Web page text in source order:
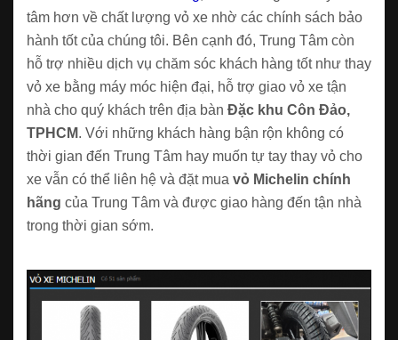
tâm hơn về chất lượng vỏ xe nhờ các chính sách bảo
hành tốt của chúng tôi. Bên cạnh đó, Trung Tâm còn
hỗ trợ nhiều dịch vụ chăm sóc khách hàng tốt như thay
vỏ xe bằng máy móc hiện đại, hỗ trợ giao vỏ xe tận
nhà cho quý khách trên địa bàn Đặc khu Côn Đảo,
TPHCM. Với những khách hàng bận rộn không có
thời gian đến Trung Tâm hay muốn tự tay thay vỏ cho
xe vẫn có thể liên hệ và đặt mua vỏ Michelin chính
hãng của Trung Tâm và được giao hàng đến tận nhà
trong thời gian sớm.